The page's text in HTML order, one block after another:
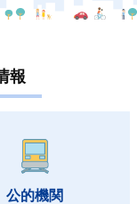
報
公的機関